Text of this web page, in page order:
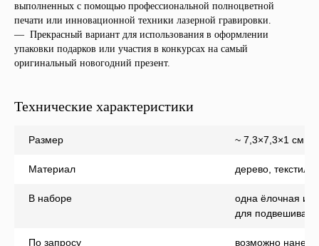
выполненных с помощью профессиональной полноцветной
печати или инновационной техники лазерной гравировки.
— Прекрасный вариант для использования в оформлении
упаковки подарков или участия в конкурсах на самый
оригинальный новогодний презент.
Технические характеристики
Размер ~ 7,3×7,3×1 см
Материал дерево,
В наборе
одна ёлочная
для
По запросу
возможно